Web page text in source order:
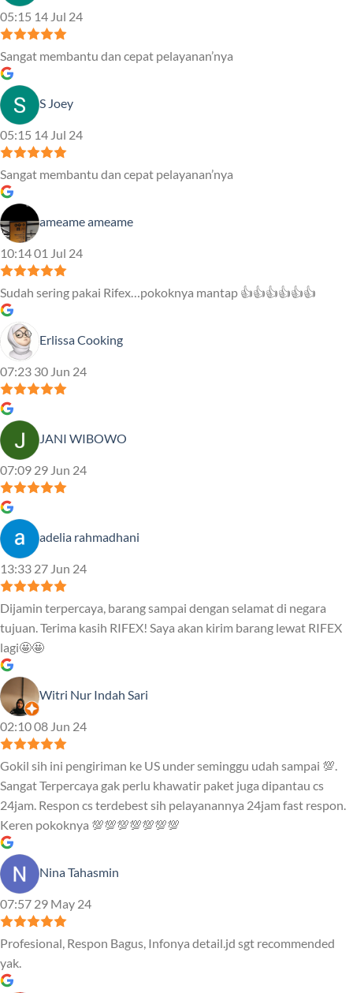
05:15 14 Jul 24
Sangat membantu dan cepat pelayanan’nya
S Joey
05:15 14 Jul 24
Sangat membantu dan cepat pelayanan’nya
ameame ameame
10:14 01 Jul 24
Sudah sering pakai Rifex…pokoknya mantap 👍👍👍👍👍👍
Erlissa Cooking
07:23 30 Jun 24
JANI WIBOWO
07:09 29 Jun 24
adelia rahmadhani
13:33 27 Jun 24
Dijamin terpercaya, barang sampai dengan selamat di negara
tujuan. Terima kasih RIFEX! Saya akan kirim barang lewat RIFEX
lagi🤩🤩
Witri Nur Indah Sari
02:10 08 Jun 24
Gokil sih ini pengiriman ke US under seminggu udah sampai 💯.
Sangat Terpercaya gak perlu khawatir paket juga dipantau cs
24jam. Respon cs terdebest sih pelayanannya 24jam fast respon.
Keren pokoknya 💯💯💯💯💯💯💯
Nina Tahasmin
07:57 29 May 24
Profesional, Respon Bagus, Infonya detail.jd sgt recommended
yak.